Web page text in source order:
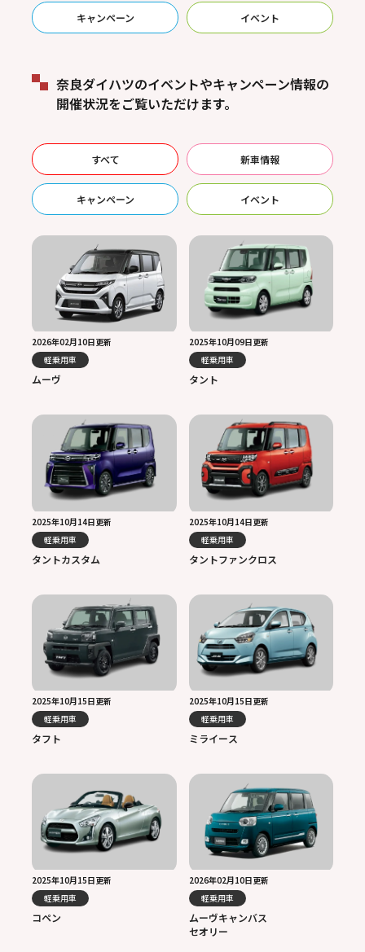
キャンペーン イベント
奈良ダイハツのイベントやキャンペーン情報の
開催状況をご覧いただけます。
すべて 新車情報
キャンペーン イベント
2026年02月10日更新
軽乗用車
ムーヴ
2025年10月09日更新
軽乗用車
タント
2025年10月14日更新
軽乗用車
タントカスタム
2025年10月14日更新
軽乗用車
タントファンクロス
2025年10月15日更新
軽乗用車
タフト
2025年10月15日更新
軽乗用車
ミライース
2025年10月15日更新
軽乗用車
コペン
2026年02月10日更新
軽乗用車
ムーヴキャンバス
セオリー